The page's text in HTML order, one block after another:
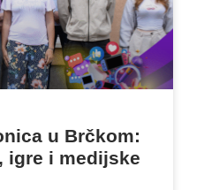
u Brčkom:
igre i medijske